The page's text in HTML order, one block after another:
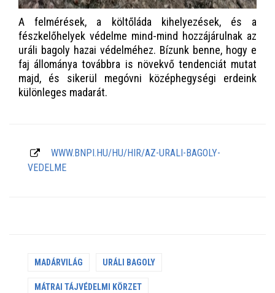
A felmérések, a költőláda kihelyezések, és a
fészkelőhelyek védelme mind-mind hozzájárulnak az
uráli bagoly hazai védelméhez. Bízunk benne, hogy e
faj állománya továbbra is növekvő tendenciát mutat
majd, és sikerül megóvni középhegységi erdeink
különleges madarát.
WWW.BNPI.HU/HU/HIR/AZ-URALI-BAGOLY-
VEDELME
MADÁRVILÁG URÁLI BAGOLY
MÁTRAI TÁJVÉDELMI KÖRZET